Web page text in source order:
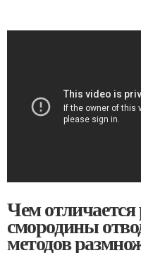
Чем
смородины
методов